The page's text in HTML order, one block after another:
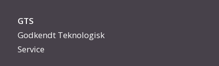
GTS
Godkendt Teknologisk
Service